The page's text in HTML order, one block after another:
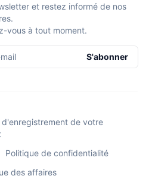
et restez informé de nos
vous à tout moment.
S'abonner
de votre
Politique de confidentialité
des affaires